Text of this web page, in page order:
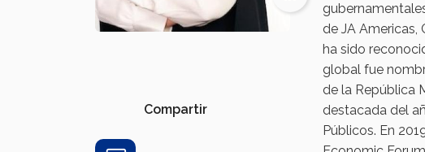
de JA Americas,
ha sido
global fue
de la República
destacada del
Públicos. En
Compartir